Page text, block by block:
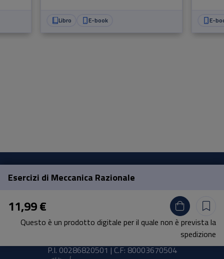
Libro E-book E-
Esercizi di Meccanica Razionale
11,99 €
Questo è un prodotto digitale per il quale non è prevista la
spedizione
Pisa University Press
Lungarno Pacinotti 43/44 56126 Pisa
tel.+39 050 2212056
P.I. 00286820501 | C.F: 80003670504